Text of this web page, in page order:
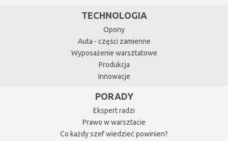
TECHNOLOGIA
Opony
Auta - części zamienne
Wyposażenie warsztatowe
Produkcja
Innowacje
PORADY
Ekspert radzi
Prawo w warsztacie
Co każdy szef wiedzieć powinien?